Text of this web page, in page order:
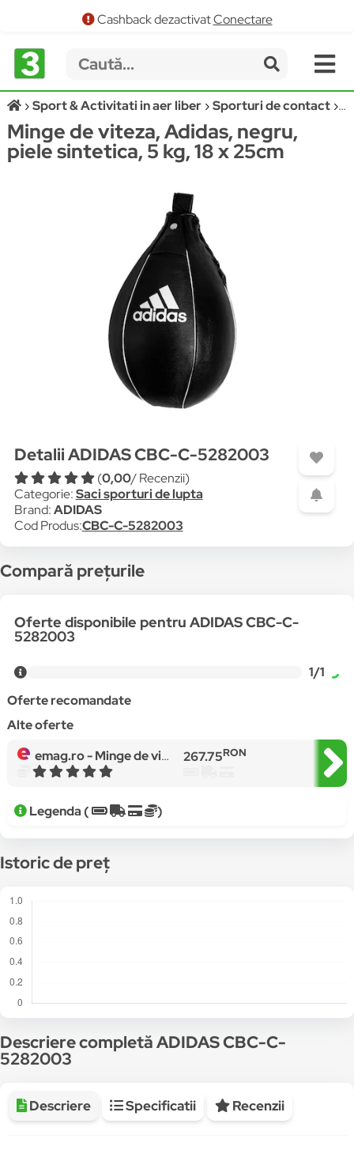
Cashback dezactivatConectare
Sport & Activitati in aer liber Sporturi de contact
Minge de viteza, Adidas, negru,
piele sintetica, 5 kg, 18 x 25cm
Detalii ADIDAS CBC-C-5282003
(0,00/ Recenzii)
Categorie:Saci sporturi de lupta
Brand:ADIDAS
Cod Produs:CBC-C-5282003
Compară prețurile
Oferte disponibile pentru ADIDAS CBC-C-
5282003
1/1
Oferte recomandate
Alte oferte
emag.ro -Minge de viteza, Adidas, negru, piele sintetica, 5 kg, 18 x 25cm 267.75RON
Legenda ( )
Istoric de preț
Descriere completă ADIDAS CBC-C-
5282003
Descriere Specificatii Recenzii